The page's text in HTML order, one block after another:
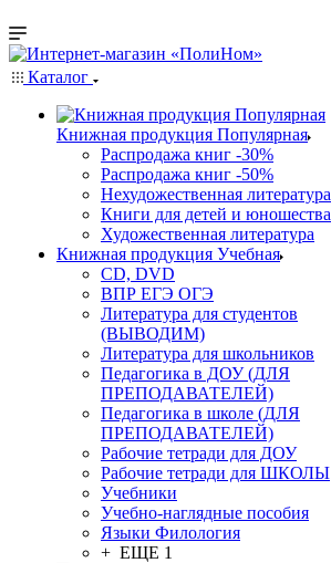
Каталог
Книжная продукция Популярная
Распродажа книг -30%
Распродажа книг -50%
Нехудожественная литература
Книги для детей и юношества
Художественная литература
Книжная продукция Учебная
CD, DVD
ВПР ЕГЭ ОГЭ
Литература для студентов
(ВЫВОДИМ)
Литература для школьников
Педагогика в ДОУ (ДЛЯ
ПРЕПОДАВАТЕЛЕЙ)
Педагогика в школе (ДЛЯ
ПРЕПОДАВАТЕЛЕЙ)
Рабочие тетради для ДОУ
Рабочие тетради для ШКОЛЫ
Учебники
Учебно-наглядные пособия
Языки Филология
+ ЕЩЕ 1